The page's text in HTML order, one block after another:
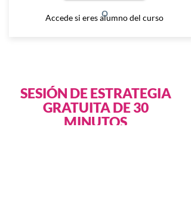
Accede si eres alumno del curso
o
SESIÓN DE ESTRATEGIA
GRATUITA DE 30
MINUTOS